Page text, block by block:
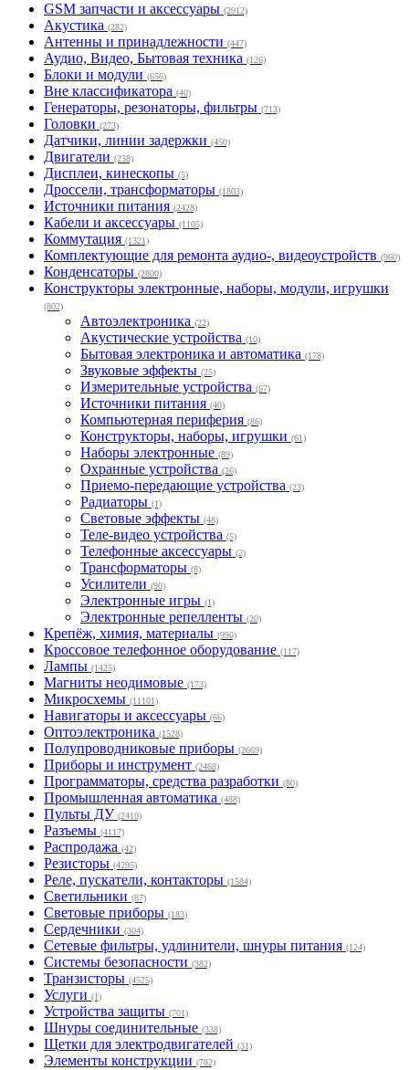
GSM запчасти и аксессуары (2912)
Акустика (282)
Антенны и принадлежности (447)
Аудио, Видео, Бытовая техника (126)
Блоки и модули (656)
Вне классификатора (40)
Генераторы, резонаторы, фильтры (713)
Головки (273)
Датчики, линии задержки (450)
Двигатели (238)
Дисплеи, кинескопы (5)
Дроссели, трансформаторы (1803)
Источники питания (2428)
Кабели и аксессуары (1105)
Коммутация (1321)
Комплектующие для ремонта аудио-, видеоустройств (960)
Конденсаторы (2800)
Конструкторы электронные, наборы, модули, игрушки
(802)
Автоэлектроника (22)
Акустические устройства (10)
Бытовая электроника и автоматика (178)
Звуковые эффекты (25)
Измерительные устройства (67)
Источники питания (40)
Компьютерная периферия (86)
Конструкторы, наборы, игрушки (61)
Наборы электронные (89)
Охранные устройства (26)
Приемо-передающие устройства (23)
Радиаторы (1)
Световые эффекты (48)
Теле-видео устройства (5)
Телефонные аксессуары (2)
Трансформаторы (8)
Усилители (90)
Электронные игры (1)
Электронные репелленты (20)
Крепёж, химия, материалы (990)
Кроссовое телефонное оборудование (117)
Лампы (1425)
Магниты неодимовые (173)
Микросхемы (11101)
Навигаторы и аксессуары (66)
Оптоэлектроника (1528)
Полупроводниковые приборы (2669)
Приборы и инструмент (2468)
Программаторы, средства разработки (80)
Промышленная автоматика (488)
Пульты ДУ (2410)
Разъемы (4117)
Распродажа (42)
Резисторы (4295)
Реле, пускатели, контакторы (1584)
Светильники (87)
Световые приборы (183)
Сердечники (304)
Сетевые фильтры, удлинители, шнуры питания (124)
Системы безопасности (382)
Транзисторы (4525)
Услуги (1)
Устройства защиты (701)
Шнуры соединительные (338)
Щетки для электродвигателей (31)
Элементы конструкции (782)